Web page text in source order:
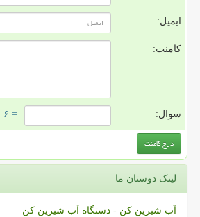
ایمیل:
کامنت:
سوال: = ۶ بعلاوه ۳
لینک دوستان ما
آب شیرین کن - دستگاه آب شیرین کن